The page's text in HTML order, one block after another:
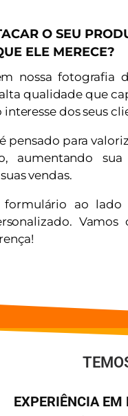
O SEU
ELE MERECE?
nossa fotografia
qualidade que
dos seus
pensado para
aumentando
vendas.
formulário ao
EXPERIÊNCIA EM